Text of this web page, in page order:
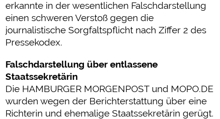
erkannte in der wesentlichen Falschdarstellung
einen schweren Verstoß gegen die
journalistische Sorgfaltspflicht nach Ziffer 2 des
Pressekodex.
Falschdarstellung über entlassene
Staatssekretärin
Die HAMBURGER MORGENPOST und MOPO.DE
wurden wegen der Berichterstattung über eine
Richterin und ehemalige Staatssekretärin gerügt.